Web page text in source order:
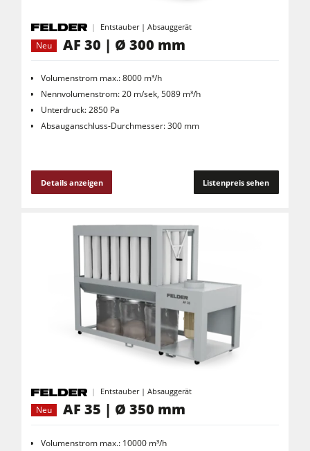
Entstauber | Absauggerät
Neu
AF 30 | Ø 300 mm
Volumenstrom max.: 8000 m³/h
Nennvolumenstrom: 20 m/sek, 5089 m³/h
Unterdruck: 2850 Pa
Absauganschluss-Durchmesser: 300 mm
Details anzeigen Listenpreis sehen
Entstauber | Absauggerät
Neu
AF 35 | Ø 350 mm
Volumenstrom max.: 10000 m³/h